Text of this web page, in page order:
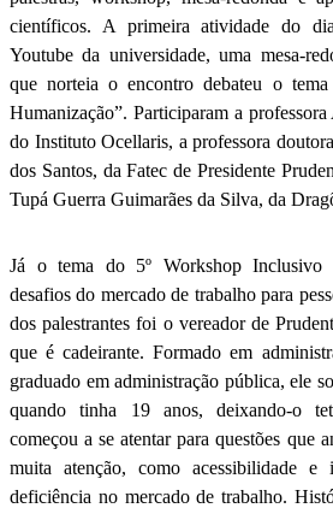
científicos. A primeira atividade do
Youtube da universidade, uma mesa-
que norteia o encontro debateu o
Humanização”. Participaram a
do Instituto Ocellaris, a professora
dos Santos, da Fatec de Presidente
Tupá Guerra Guimarães da Silva, da
Já o tema do 5º Workshop Inclusivo
desafios do mercado de trabalho para
dos palestrantes foi o vereador de
que é cadeirante. Formado em
graduado em administração pública, ele
quando tinha 19 anos, deixando-o
começou a se atentar para questões que
muita atenção, como acessibilidade e
deficiência no mercado de trabalho.